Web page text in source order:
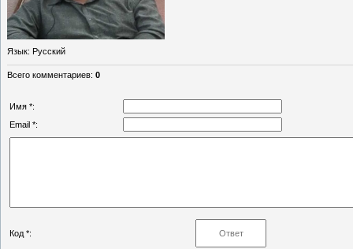
Язык: Русский
Всего комментариев: 0
Имя *:
Email *:
Код *: